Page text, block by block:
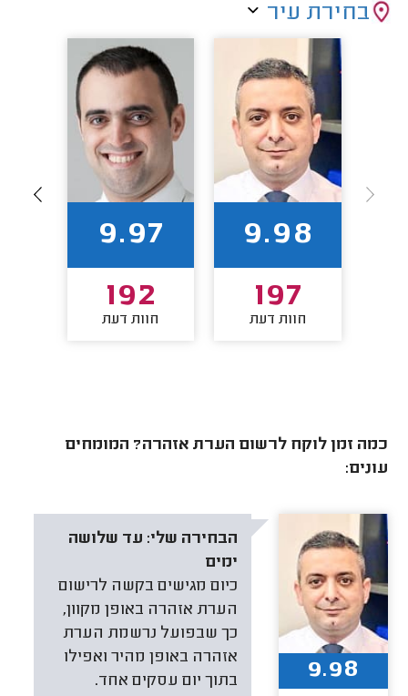
בחירת עיר
9.98
197
חוות דעת
9.97
192
חוות דעת
כמה זמן לוקח לרשום הערת אזהרה? המומחים
עונים:
הבחירה שלי: עד שלושה
ימים
כיום מגישים בקשה לרישום
הערת אזהרה באופן מקוון,
כך שבפועל נרשמת הערת
אזהרה באופן מהיר ואפילו
בתוך יום עסקים אחד.
9.98